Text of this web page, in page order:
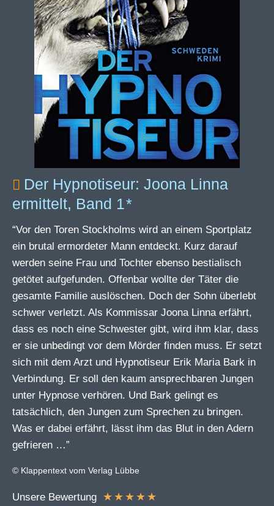
Der Hypnotiseur: Joona Linna
ermittelt, Band 1
“Vor den Toren Stockholms wird an einem Sportplatz
ein brutal ermordeter Mann entdeckt. Kurz darauf
werden seine Frau und Tochter ebenso bestialisch
getötet aufgefunden. Offenbar wollte der Täter die
gesamte Familie auslöschen. Doch der Sohn überlebt
schwer verletzt. Als Kommissar Joona Linna erfährt,
dass es noch eine Schwester gibt, wird ihm klar, dass
er sie unbedingt vor dem Mörder finden muss. Er setzt
sich mit dem Arzt und Hypnotiseur Erik Maria Bark in
Verbindung. Er soll den kaum ansprechbaren Jungen
unter Hypnose verhören. Und Bark gelingt es
tatsächlich, den Jungen zum Sprechen zu bringen.
Was er dabei erfährt, lässt ihm das Blut in den Adern
gefrieren …”
© Klappentext vom Verlag Lübbe
Unsere Bewertung ★ ★ ★ ★ ★